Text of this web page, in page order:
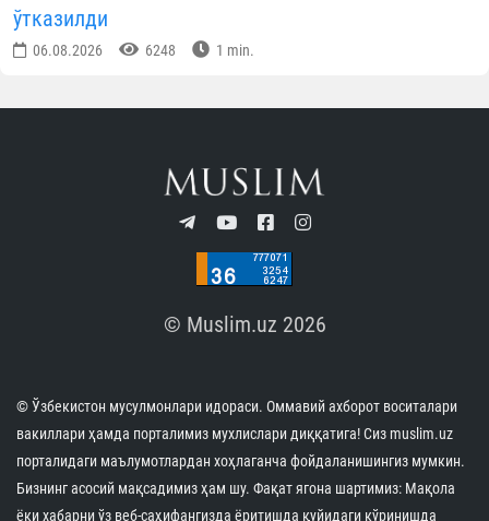
ўтказилди
06.08.2026 6248 1 min.
© Muslim.uz 2026
© Ўзбекистон мусулмонлари идораси. Оммавий ахборот воситалари
вакиллари ҳамда порталимиз мухлислари диққатига! Сиз muslim.uz
порталидаги маълумотлардан хоҳлаганча фойдаланишингиз мумкин.
Бизнинг асосий мақсадимиз ҳам шу. Фақат ягона шартимиз: Мақола
ёки хабарни ўз веб-саҳифангизда ёритишда қуйидаги кўринишда